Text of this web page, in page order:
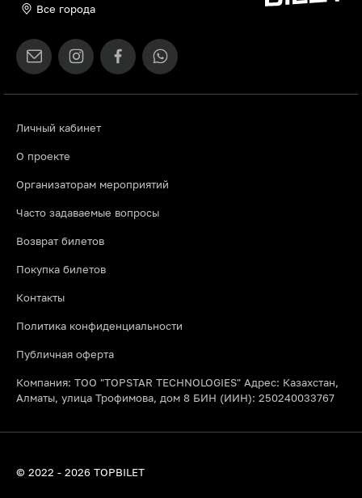
Личный кабинет
О проекте
Организаторам мероприятий
Часто задаваемые вопросы
Возврат билетов
Покупка билетов
Контакты
Политика конфиденциальности
Публичная оферта
Компания: ТОО "TOPSTAR TECHNOLOGIES" Адрес: Казахстан,
Алматы, улица Трофимова, дом 8 БИН (ИИН): 250240033767
Все города
© 2022 - 2026 TOPBILET